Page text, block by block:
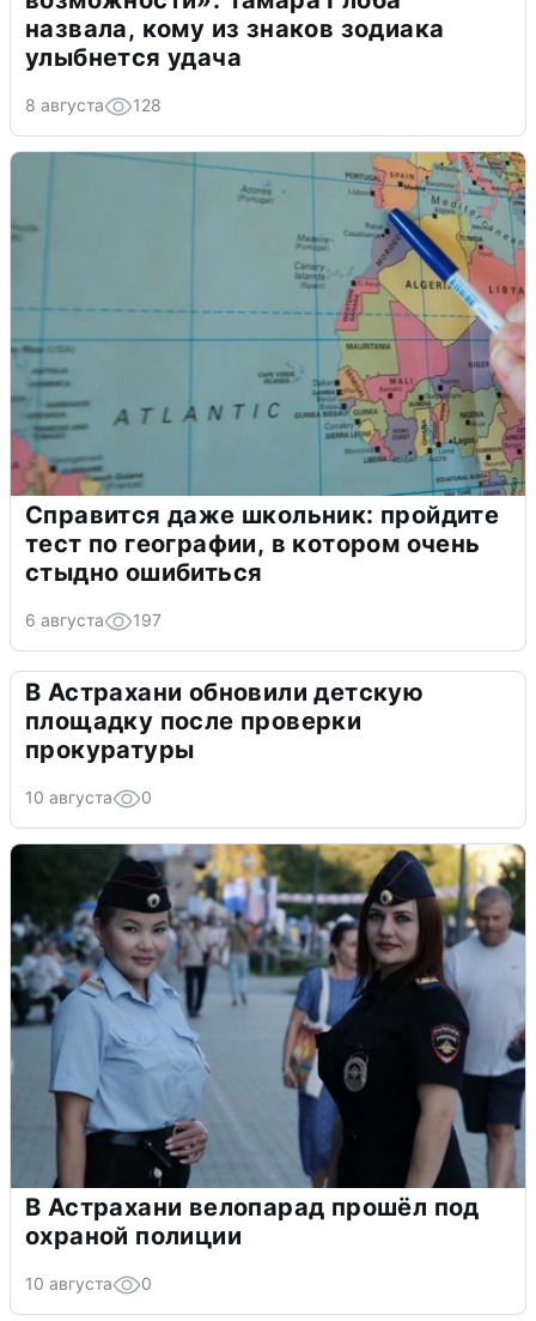
назвала, кому из знаков зодиака
улыбнется удача
8 августа 128
Справится даже школьник: пройдите
тест по географии, в котором очень
стыдно ошибиться
6 августа 197
В Астрахани обновили детскую
площадку после проверки
прокуратуры
10 августа 0
В Астрахани велопарад прошёл под
охраной полиции
10 августа 0